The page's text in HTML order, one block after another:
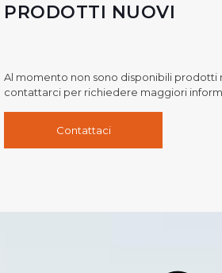
PRODOTTI NUOVI
Al momento non sono disponibili prodotti
contattarci per richiedere maggiori
Contattaci